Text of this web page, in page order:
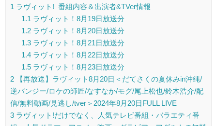
1 ラヴィット! 番組内容＆出演者&TVer情報
1.1 ラヴィット！8月19日放送分
1.2ラヴィット！8月20日放送分
1.3ラヴィット！8月21日放送分
1.4ラヴィット！8月22日放送分
1.5ラヴィット！8月23日放送分
2 【再放送】ラヴィット8月20日＜だてさくの夏休みin沖縄/
逆バンジー/ロケの師匠/なすなか/モグ/尾上松也/鈴木浩介/配
信/無料動画/見逃し/tver＞2024年8月20日FULL LIVE
3 ラヴィット!だけでなく、人気テレビ番組・バラエティ番